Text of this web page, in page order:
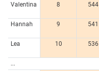
Valentina
8 544
Hannah
9 541
Lea
10 536
...